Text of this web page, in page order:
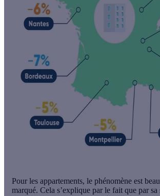
Pour les appartements, le phénomène est
marqué. Cela s’explique par le fait que par sa